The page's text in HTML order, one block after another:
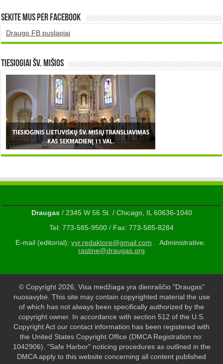
Sekite mus per Facebook
Draugo FB puslapiai
TIESIOGIAI šv. MIŠIOS
Draugas/ 2345 W 56 St. / Chicago, IL 60636-1040
Tel: 773-585-9500 / Fax: 773-585-8284
E-mail (editorial): vyr.redaktore@gmail.com . Administrative:
rastine@draugas.org
© Copyright 2026, Visa medžiaga yra dienraščio "Draugas"
nuosavybė. This site may contain copyrighted material the use
of which has not always been specifically authorized by the
copyright owner. In accordance with section 512 of the U.S.
Copyright Act our contact information has been registered with
the United States Copyright Office (DMCA Registration no:
1042906). "Safe Harbor" noticing procedures as outlined in the
DMCA apply to this website concerning all content published